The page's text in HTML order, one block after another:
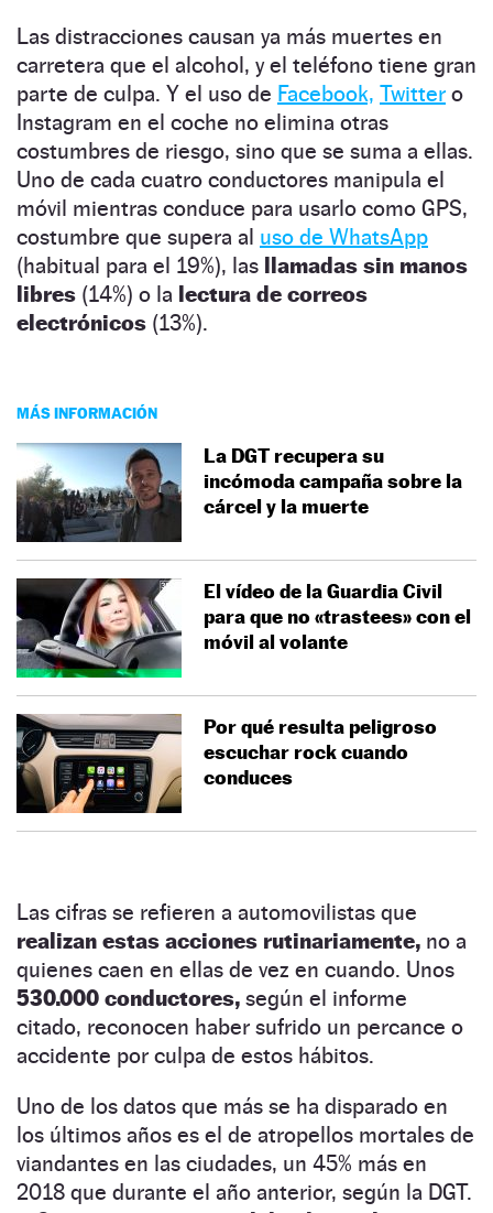
Las distracciones causan ya más muertes en
carretera que el alcohol, y el teléfono tiene gran
parte de culpa. Y el uso de Facebook, Twitter o
Instagram en el coche no elimina otras
costumbres de riesgo, sino que se suma a ellas.
Uno de cada cuatro conductores manipula el
móvil mientras conduce para usarlo como GPS,
costumbre que supera al uso de WhatsApp
(habitual para el 19%), las llamadas sin manos
libres (14%) o la lectura de correos
electrónicos (13%).
MÁS INFORMACIÓN
La DGT recupera su
incómoda campaña sobre la
cárcel y la muerte
El vídeo de la Guardia Civil
para que no «trastees» con el
móvil al volante
Por qué resulta peligroso
escuchar rock cuando
conduces
Las cifras se refieren a automovilistas que
realizan estas acciones rutinariamente, no a
quienes caen en ellas de vez en cuando. Unos
530.000 conductores, según el informe
citado, reconocen haber sufrido un percance o
accidente por culpa de estos hábitos.
Uno de los datos que más se ha disparado en
los últimos años es el de atropellos mortales de
viandantes en las ciudades, un 45% más en
2018 que durante el año anterior, según la DGT.